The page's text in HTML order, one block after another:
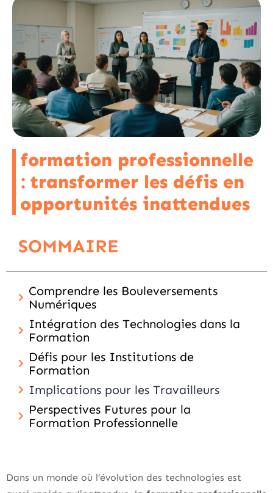
formation professionnelle
: transformer les défis en
opportunités inattendues
SOMMAIRE
Comprendre les Bouleversements
Numériques
Intégration des Technologies dans la
Formation
Défis pour les Institutions de
Formation
Implications pour les Travailleurs
Perspectives Futures pour la
Formation Professionnelle
Dans un monde où l’évolution des technologies est